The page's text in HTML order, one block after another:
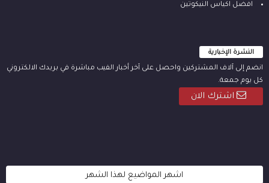
افضل اكياس النيكوتين
النشرة الإخبارية
انضم إلى آلاف المشتركين واحصل على آخر أخبار الفيب مباشرة في بريدك الالكتروني
كل يوم جمعة.
اشترك الان
اشهر المواضيع لهذا الشهر